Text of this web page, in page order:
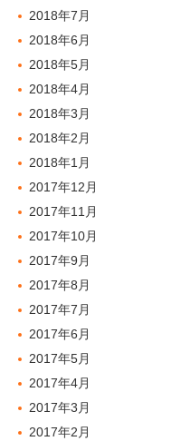
2018年7月
2018年6月
2018年5月
2018年4月
2018年3月
2018年2月
2018年1月
2017年12月
2017年11月
2017年10月
2017年9月
2017年8月
2017年7月
2017年6月
2017年5月
2017年4月
2017年3月
2017年2月